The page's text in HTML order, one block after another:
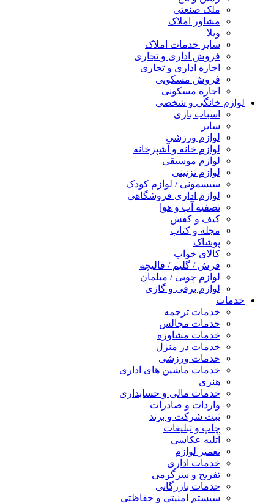
ملک صنعتی
مشاور املاک
ویلا
سایر خدمات املاک
فروش اداری و تجاری
اجاره اداری و تجاری
فروش مسکونی
اجاره مسکونی
لوازم خانگی و شخصی
اسباب بازی
سایر
لوازم ورزشی
لوازم خانه و آشپزخانه
لوازم موسیقی
لوازم تزئینی
سیسمونی / لوازم کودک
لوازم اداری فروشگاهی
تصفیه آب و هوا
کیف و کفش
مجله و کتاب
پوشاک
کالای خواب
فرش / گلیم / قالیچه
لوازم چوبی / مبلمان
لوازم برقی و گازی
خدمات
خدمات ترجمه
خدمات مجالس
خدمات مشاوره
خدمات در منزل
خدمات ورزشی
خدمات ماشین های اداری
هنری
خدمات مالی و حسابداری
واردات و صادرات
ثبت شرکت و برند
چاپ و تبلیغات
آتلیه عکاسی
تعمیر لوازم
خدمات اداری
تفریح و سرگرمی
خدمات بازرگانی
سیستم امنیتی و حفاظتی